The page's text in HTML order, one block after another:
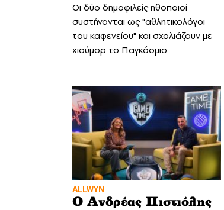
Οι δύο δημοφιλείς ηθοποιοί
συστήνονται ως "αθλητικολόγοι
του καφενείου" και σχολιάζουν με
χιούμορ το Παγκόσμιο
ALLWYN
Ο Ανδρέας Πιστιόλης